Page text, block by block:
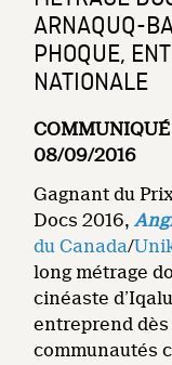
ARNAQUQ-
PHOQUE,
NATIONALE
COMMUNIQUÉ
08/09/2016
Gagnant du
Docs 2016,
du Canada/
long métrage
cinéaste
entreprend
communautés